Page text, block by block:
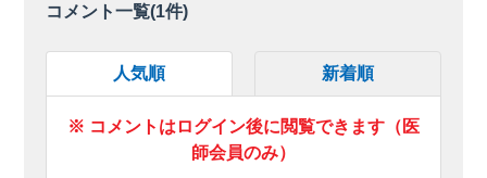
コメント一覧(1件)
人気順 新着順
※ コメントはログイン後に閲覧できます（医
師会員のみ）